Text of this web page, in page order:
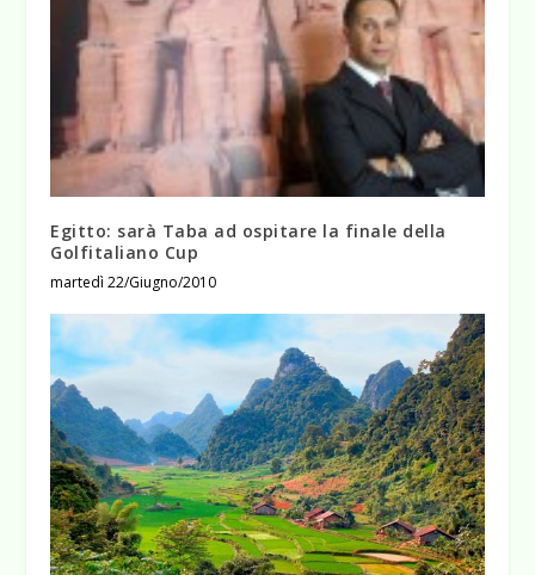
Egitto: sarà Taba ad ospitare la finale della
Golfitaliano Cup
martedì 22/Giugno/2010